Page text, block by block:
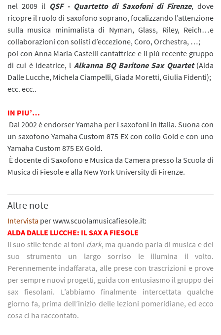
nel 2009 il QSF - Quartetto di Saxofoni di Firenze, dove
ricopre il ruolo di saxofono soprano, focalizzando l’attenzione
sulla musica minimalista di Nyman, Glass, Riley, Reich…e
collaborazioni con solisti d’eccezione, Coro, Orchestra, …;
poi con Anna Maria Castelli cantattrice e il più recente gruppo
di cui è ideatrice, l Alkanna BQ Baritone Sax Quartet(Alda
Dalle Lucche, Michela Ciampelli, Giada Moretti, Giulia Fidenti);
ecc. ecc..
IN PIU’…
Dal 2002 è endorser Yamaha per i saxofoni in Italia. Suona con
un saxofono Yamaha Custom 875 EX con collo Gold e con uno
Yamaha Custom 875 EX Gold.
È docente di Saxofono e Musica da Camera presso la Scuola di
Musica di Fiesole e alla New York University di Firenze.
Altre note
Intervista per www.scuolamusicafiesole.it:
ALDA DALLE LUCCHE: IL SAX A FIESOLE
Il suo stile tende ai toni dark, ma quando parla di musica e del
suo strumento un largo sorriso le illumina il volto.
Perennemente indaffarata, alle prese con trascrizioni e prove
per sempre nuovi progetti, guida con entusiasmo il gruppo dei
sax fiesolani. L’abbiamo finalmente intercettata qualche
giorno fa, prima dell’inizio delle lezioni pomeridiane, ed ecco
cosa ci ha raccontato.